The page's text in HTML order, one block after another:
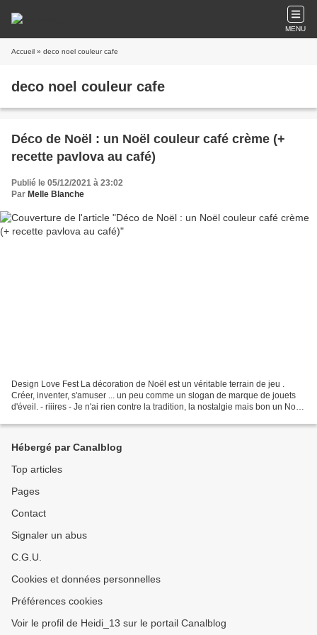
MENU
Accueil » deco noel couleur cafe
deco noel couleur cafe
Déco de Noël : un Noël couleur café crème (+
recette pavlova au café)
Publié le 05/12/2021 à 23:02
Par Melle Blanche
Design Love Fest La décoration de Noël est un véritable terrain de jeu .
Créer, inventer, s'amuser ... un peu comme un slogan de marque de jouets
d'éveil. - riiires - Je n'ai rien contre la tradition, la nostalgie mais bon un Noël
Hébergé par Canalblog
Top articles
Pages
Contact
Signaler un abus
C.G.U.
Cookies et données personnelles
Préférences cookies
Voir le profil de Heidi_13 sur le portail Canalblog